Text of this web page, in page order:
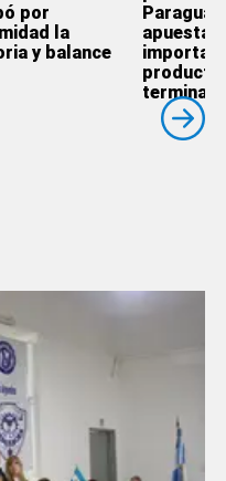
por
la
y balance
apuesta
importar